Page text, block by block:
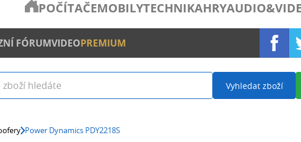
POČÍTAČEMOBILYTECHNIKAHRY
FÓRUMVIDEOPREMIUM
Vyhledat zboží
Power Dynamics PDY2218S